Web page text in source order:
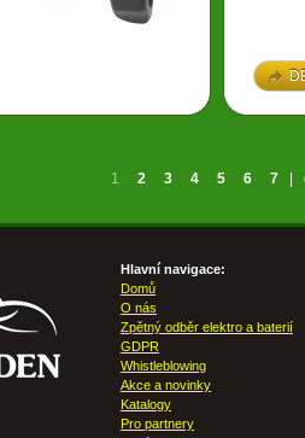
1 2 3 4 5 6 7
Hlavní navigace:
Domů
O nás
Zpětný odběr elektro a baterií
GDPR
Whistleblowing
Akce a novinky
Katalogy
Pro partnery